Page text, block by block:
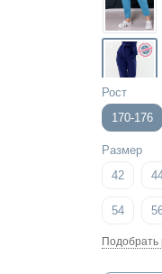
Рост
170-176
Размер
42
54
Подобрать